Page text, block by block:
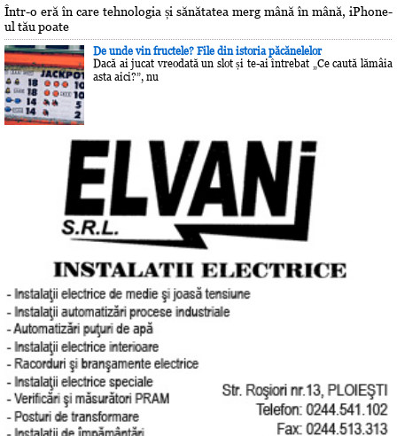
Într-o eră în care tehnologia și sănătatea merg mână în mână, iPhone-
ul tău poate
De unde vin fructele? File din istoria păcănelelor
Dacă ai jucat vreodată un slot și te-ai întrebat „Ce caută lămâia
asta aici?”, nu